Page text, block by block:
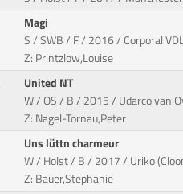
Magi
S / SWB / F / 2016 / Corporal
Z: Printzlow,Louise
United NT
W / OS / B / 2015 / Udarco van
Z: Nagel-Tornau,Peter
Uns lüttn charmeur
W / Holst / B / 2017 / Uriko
Z: Bauer,Stephanie